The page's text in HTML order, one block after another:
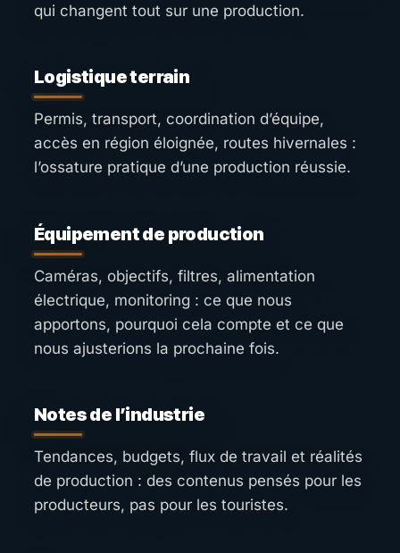
qui changent tout sur une production.
Logistique terrain
Permis, transport, coordination d’équipe,
accès en région éloignée, routes hivernales :
l’ossature pratique d’une production réussie.
Équipement de production
Caméras, objectifs, filtres, alimentation
électrique, monitoring : ce que nous
apportons, pourquoi cela compte et ce que
nous ajusterions la prochaine fois.
Notes de l’industrie
Tendances, budgets, flux de travail et réalités
de production : des contenus pensés pour les
producteurs, pas pour les touristes.